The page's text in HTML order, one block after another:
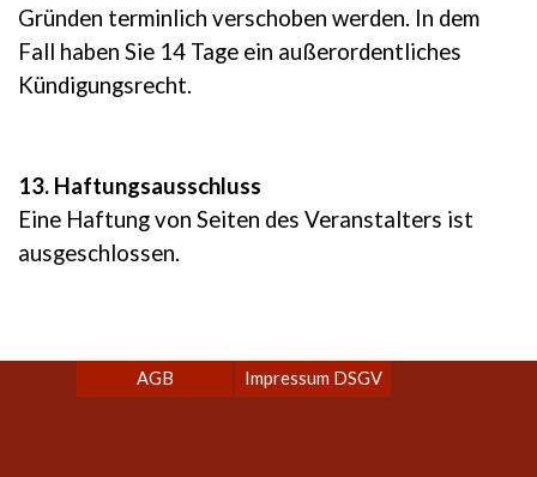
Gründen terminlich verschoben werden. In dem
Fall haben Sie 14 Tage ein außerordentliches
Kündigungsrecht.
13. Haftungsausschluss
Eine Haftung von Seiten des Veranstalters ist
ausgeschlossen.
Menü überspringen
AGB Impressum DSGV